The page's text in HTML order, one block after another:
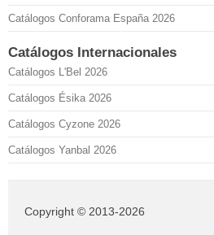
Catálogos Conforama España 2026
Catálogos Internacionales
Catálogos L'Bel 2026
Catálogos Ésika 2026
Catálogos Cyzone 2026
Catálogos Yanbal 2026
Copyright © 2013-2026